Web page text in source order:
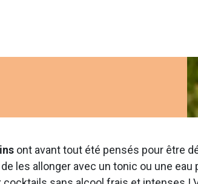
ont avant tout été pensés pour être
les allonger avec un tonic ou une eau